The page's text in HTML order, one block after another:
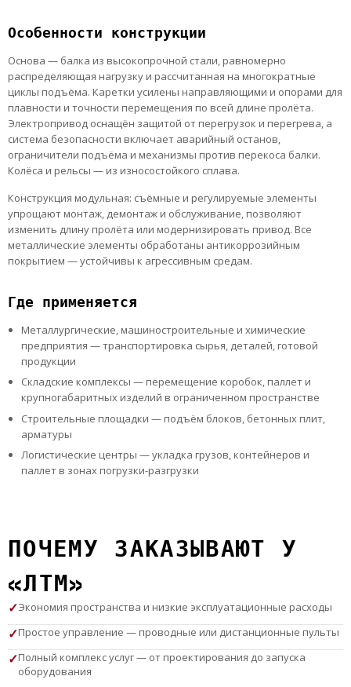
Особенности конструкции
Основа — балка из высокопрочной стали, равномерно
распределяющая нагрузку и рассчитанная на многократные
циклы подъёма. Каретки усилены направляющими и опорами для
плавности и точности перемещения по всей длине пролёта.
Электропривод оснащён защитой от перегрузок и перегрева, а
система безопасности включает аварийный останов,
ограничители подъёма и механизмы против перекоса балки.
Колёса и рельсы — из износостойкого сплава.
Конструкция модульная: съёмные и регулируемые элементы
упрощают монтаж, демонтаж и обслуживание, позволяют
изменить длину пролёта или модернизировать привод. Все
металлические элементы обработаны антикоррозийным
покрытием — устойчивы к агрессивным средам.
Где применяется
Металлургические, машиностроительные и химические
предприятия — транспортировка сырья, деталей, готовой
продукции
Складские комплексы — перемещение коробок, паллет и
крупногабаритных изделий в ограниченном пространстве
Строительные площадки — подъём блоков, бетонных плит,
арматуры
Логистические центры — укладка грузов, контейнеров и
паллет в зонах погрузки-разгрузки
ПОЧЕМУ ЗАКАЗЫВАЮТ У
«ЛТМ»
Экономия пространства и низкие эксплуатационные расходы
Простое управление — проводные или дистанционные пульты
Полный комплекс услуг — от проектирования до запуска
оборудования